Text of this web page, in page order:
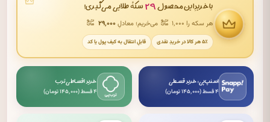
با خریدِ این محصول ۲۹ سکهٔ طلایی می‌گیری!
هر سکه را ۱٬۰۰۰ می‌خریم؛ معادلِ۲۹٬۰۰۰
۵٪ هر کالا در خریدِ نقدی قابلِ انتقال به کیف پول یا کد
اسنپ‌پی: خرید قسطی
۴ قسط (۱۴۵٬۰۰۰ تومان)
خرید اقساطی ترب
۴ قسط (۱۴۵٬۰۰۰ تومان)